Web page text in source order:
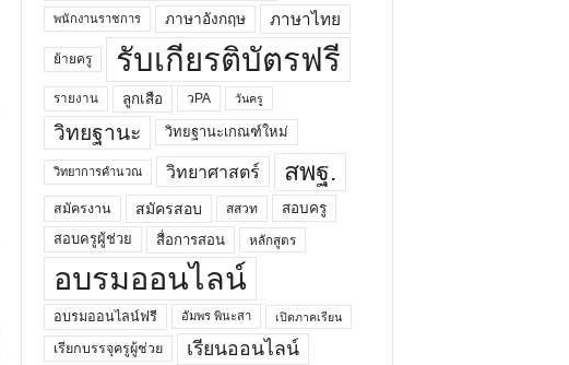
พนักงานราชการ ภาษาอังกฤษ ภาษาไทย
ย้ายครู รับเกียรติบัตรฟรี
รายงาน ลูกเสือ วPA วันครู
วิทยฐานะ วิทยฐานะเกณฑ์ใหม่
วิทยาการคำนวณ วิทยาศาสตร์ สพฐ.
สมัครงาน สมัครสอบ สสวท
สอบครู
สอบครูผู้ช่วย
สื่อการสอน หลักสูตร
อบรมออนไลน์
อบรมออนไลน์ฟรี อัมพร พินะสา เปิดภาคเรียน
เรียกบรรจุครูผู้ช่วย เรียนออนไลน์